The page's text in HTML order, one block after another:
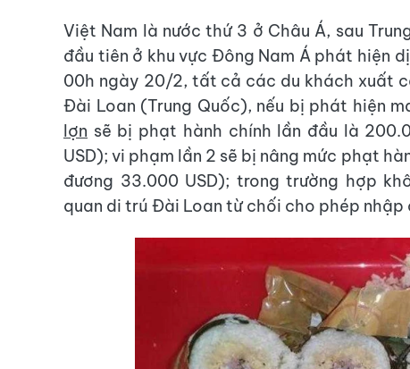
Việt Nam là nước thứ 3 ở Châu Á, sau
đầu tiên ở khu vực Đông Nam Á phát hiện
00h ngày 20/2, tất cả các du khách xuất
Đài Loan (Trung Quốc), nếu bị phát hiện
lợn sẽ bị phạt hành chính lần đầu là
USD); vi phạm lần 2 sẽ bị nâng mức phạt
đương 33.000 USD); trong trường hợp
quan di trú Đài Loan từ chối cho phép nhập